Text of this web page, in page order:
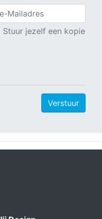
Stuur jezelf een kopie
Verstuur